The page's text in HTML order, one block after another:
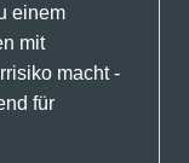
einem
mit
macht -
für